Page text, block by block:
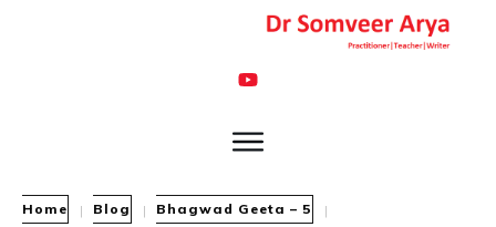
Home | Blog | Bhagwad Geeta – 5
|